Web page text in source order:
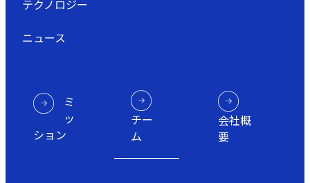
テクノロジー
ニュース
ミ
ッ
ション
チー
ム
会社概
要